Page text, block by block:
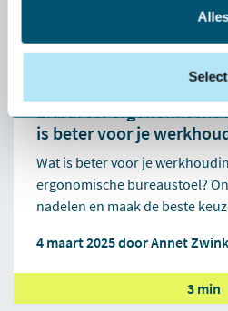
Zitbal vs.
is beter voor je
Wat is beter voor je
ergonomische bureaustoel?
nadelen en maak de beste
4 maart 2025 doorAnnet
3 min